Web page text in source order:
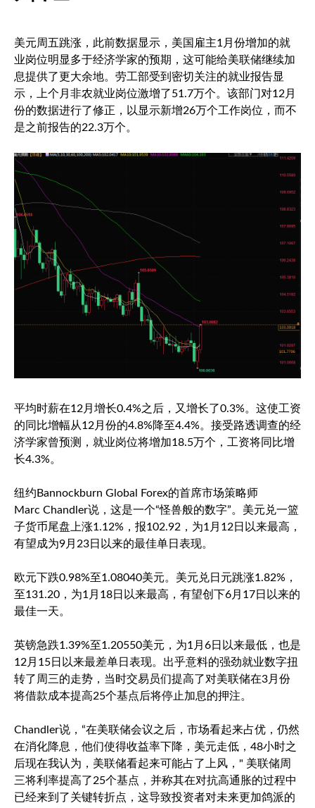
美元周五跳涨，此前数据显示，美国雇主1月份增加的就
业岗位明显多于经济学家的预期，这可能给美联储继续加
息提供了更大余地。劳工部受到密切关注的就业报告显
示，上个月非农就业岗位激增了51.7万个。该部门对12月
份的数据进行了修正，以显示新增26万个工作岗位，而不
是之前报告的22.3万个。
平均时薪在12月增长0.4%之后，又增长了0.3%。这使工资
的同比增幅从12月份的4.8%降至4.4%。接受路透调查的经
济学家曾预测，就业岗位将增加18.5万个，工资将同比增
长4.3%。
纽约Bannockburn Global Forex的首席市场策略师
Marc Chandler说，这是一个“怪兽般的数字”。美元兑一篮
子货币尾盘上涨1.12%，报102.92，为1月12日以来最高，
有望成为9月23日以来的最佳单日表现。
欧元下跌0.98%至1.08040美元。 美元兑日元跳涨1.82%，
至131.20，为1月18日以来最高，有望创下6月17日以来的
最佳一天。
英镑急跌1.39%至1.20550美元，为1月6日以来最低，也是
12月15日以来最差单日表现。出乎意料的强劲就业数字扭
转了周三的走势，当时交易员们提高了对美联储在3月份
将借款成本提高25个基点后将停止加息的押注。
Chandler说，“在美联储会议之后，市场看起来占优，仍然
在消化降息，他们使得收益率下降，美元走低，48小时之
后现在我认为，美联储看起来可能占了上风，" 美联储周
三将利率提高了25个基点，并称其在对抗高通胀的过程中
已经来到了关键转折点，这导致投资者对未来更加鸽派的